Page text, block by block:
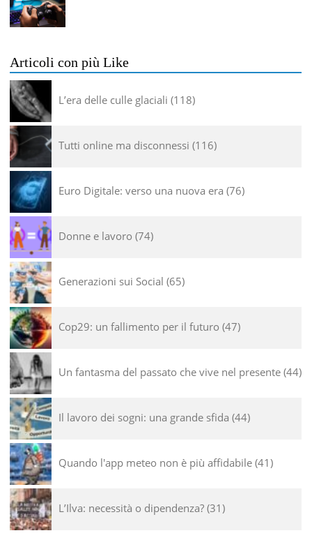
Articoli con più Like
L’era delle culle glaciali 118
Tutti online ma disconnessi 116
Euro Digitale: verso una nuova era 76
Donne e lavoro 74
Generazioni sui Social 65
Cop29: un fallimento per il futuro 47
Un fantasma del passato che vive nel presente 44
Il lavoro dei sogni: una grande sfida 44
Quando l'app meteo non è più affidabile 41
L’Ilva: necessità o dipendenza? 31